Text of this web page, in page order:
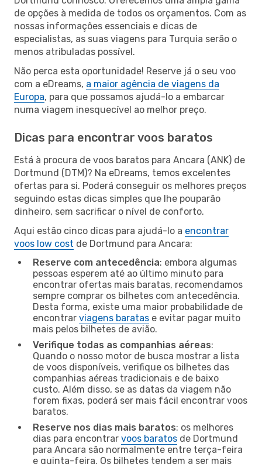
de opções à medida de todos os orçamentos. Com as
nossas informações essenciais e dicas de
especialistas, as suas viagens para Turquia serão o
menos atribuladas possível.
Não perca esta oportunidade! Reserve já o seu voo
com a eDreams, a maior agência de viagens da
Europa, para que possamos ajudá-lo a embarcar
numa viagem inesquecível ao melhor preço.
Dicas para encontrar voos baratos
Está à procura de voos baratos para Ancara (ANK) de
Dortmund (DTM)? Na eDreams, temos excelentes
ofertas para si. Poderá conseguir os melhores preços
seguindo estas dicas simples que lhe pouparão
dinheiro, sem sacrificar o nível de conforto.
Aqui estão cinco dicas para ajudá-lo a encontrar
voos low cost de Dortmund para Ancara:
Reserve com antecedência: embora algumas
pessoas esperem até ao último minuto para
encontrar ofertas mais baratas, recomendamos
sempre comprar os bilhetes com antecedência.
Desta forma, existe uma maior probabilidade de
encontrar viagens baratas e evitar pagar muito
mais pelos bilhetes de avião.
Verifique todas as companhias aéreas:
Quando o nosso motor de busca mostrar a lista
de voos disponíveis, verifique os bilhetes das
companhias aéreas tradicionais e de baixo
custo. Além disso, se as datas da viagem não
forem fixas, poderá ser mais fácil encontrar voos
baratos.
Reserve nos dias mais baratos: os melhores
dias para encontrar voos baratos de Dortmund
para Ancara são normalmente entre terça-feira
e quinta-feira. Os bilhetes tendem a ser mais